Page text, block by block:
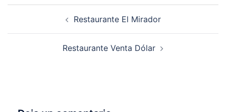
Restaurante El Mirador
Restaurante Venta Dólar